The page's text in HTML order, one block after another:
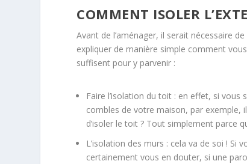
COMMENT ISOLER
Avant de l’aménager, il serait nécessaire
expliquer de manière simple comment
suffisent pour y parvenir :
Faire l’isolation du toit : en effet, si
combles de votre maison, par
d’isoler le toit ? Tout simplement parce
L’isolation des murs : cela va de soi !
certainement vous en douter, si une